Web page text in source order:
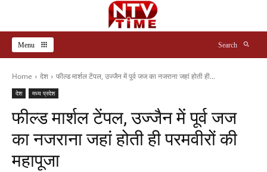
Menu Search
Home देश फील्ड मार्शल टेंपल, उज्जैन में पूर्व जज का नजराना जहां होती ही...
देश मध्य प्रदेश
फील्ड मार्शल टेंपल, उज्जैन में पूर्व जज
का नजराना जहां होती ही परमवीरों की
महापूजा